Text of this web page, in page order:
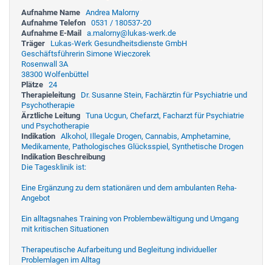
Aufnahme Name Andrea Malorny
Aufnahme Telefon 0531 / 180537-20
Aufnahme E-Mail
a.malorny@lukas-werk.de
Träger
Lukas-Werk Gesundheitsdienste GmbH
Geschäftsführerin Simone Wieczorek
Rosenwall 3A
38300 Wolfenbüttel
Plätze 24
Therapieleitung
Dr. Susanne Stein, Fachärztin für Psychiatrie und
Psychotherapie
Ärztliche Leitung Tuna Ucgun, Chefarzt, Facharzt für Psychiatrie
und Psychotherapie
Indikation Alkohol, Illegale Drogen, Cannabis, Amphetamine,
Medikamente, Pathologisches Glücksspiel, Synthetische Drogen
Indikation Beschreibung
Die Tagesklinik ist:
Eine Ergänzung zu dem stationären und dem ambulanten Reha-
Angebot
Ein alltagsnahes Training von Problembewältigung und Umgang
mit kritischen Situationen
Therapeutische Aufarbeitung und Begleitung individueller
Problemlagen im Alltag